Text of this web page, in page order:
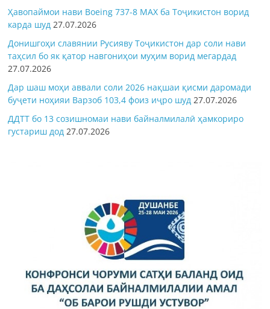
Ҳавопаймои нави Boeing 737-8 MAX ба Тоҷикистон ворид
карда шуд 27.07.2026
Донишгоҳи славянии Русияву Тоҷикистон дар соли нави
таҳсил бо як қатор навгониҳои муҳим ворид мегардад
27.07.2026
Дар шаш моҳи аввали соли 2026 нақшаи қисми даромади
буҷети ноҳияи Варзоб 103,4 фоиз иҷро шуд 27.07.2026
ДДТТ бо 13 созишномаи нави байналмилалӣ ҳамкориро
густариш дод 27.07.2026